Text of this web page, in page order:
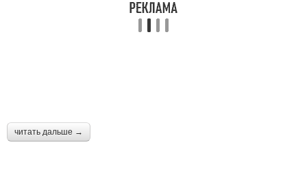
читать дальше →